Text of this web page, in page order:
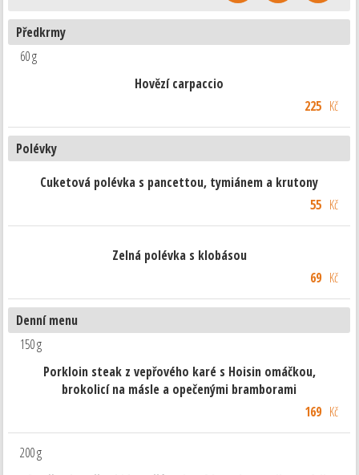
Předkrmy
60 g
Hovězí carpaccio
225 Kč
Polévky
Cuketová polévka s pancettou, tymiánem a krutony
55 Kč
Zelná polévka s klobásou
69Kč
Denní menu
150 g
Porkloin steak z vepřového karé s Hoisin omáčkou,
brokolicí na másle a opečenými bramborami
169Kč
200 g